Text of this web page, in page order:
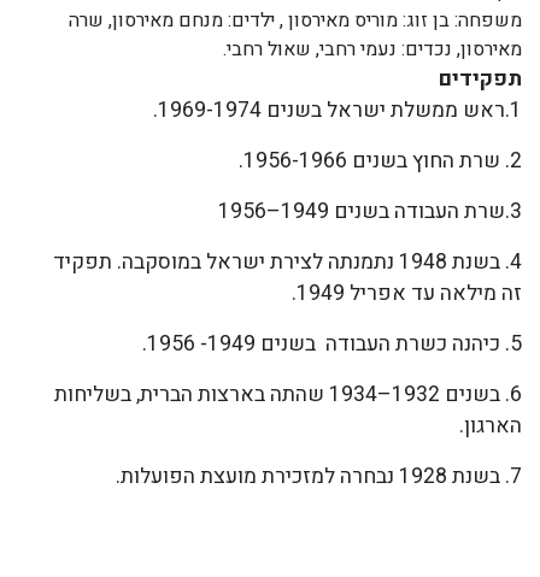
משפחה: בן זוג: מוריס מאירסון , ילדים: מנחם מאירסון, שרה
מאירסון, נכדים: נעמי רחבי, שאול רחבי.
תפקידים
1.ראש ממשלת ישראל בשנים 1969-1974.
2. שרת החוץ בשנים 1956-1966.
3.שרת העבודה בשנים 1949–1956
4. בשנת 1948 נתמנתה לצירת ישראל במוסקבה. תפקיד
זה מילאה עד אפריל 1949.
5. כיהנה כשרת העבודה בשנים 1949- 1956.
6. בשנים 1932–1934 שהתה בארצות הברית, בשליחות
הארגון.​
7. בשנת 1928 נבחרה למזכירת מועצת הפועלות.